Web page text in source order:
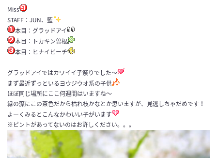
Miss
STAFF：JUN、藍
本目：グラッドアイ
本目：トカキン曽根
本目：ヒナイビーチ
グラッドアイではカワイイ子祭りでした〜
まず最近ずっといるヨウジウオ系の子供
ほぼ同じ場所にここ何週間はいますね〜
緑の藻にこの茶色だから枯れ枝かなとか思いますが、見逃しちゃだめです！
よーくみるとこんなかわいい子がいます
※ピントがあってないのはお許しください。。。